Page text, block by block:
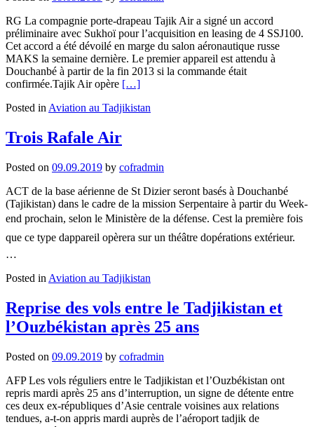
70
ans
RG La compagnie porte-drapeau Tajik Air a signé un accord
préliminaire avec Sukhoï pour l’acquisition en leasing de 4 SSJ100.
Cet accord a été dévoilé en marge du salon aéronautique russe
MAKS la semaine dernière. Le premier appareil est attendu à
Douchanbé à partir de la fin 2013 si la commande était
confirmée.Tajik Air opère Read
about
Air
également
par
le
Superjet
[…]
Posted inAviation au Tadjikistan
Trois Rafale Air
Posted on 09.09.2019 by cofradmin
ACT de la base aérienne de St Dizier seront basés à Douchanbé
(Tajikistan) dans le cadre de la mission Serpentaire à partir du Week-
end prochain, selon le Ministère de la défense. Cest la première fois
que ce type dappareil opèrera sur un théâtre dopérations extérieur.
…
Posted in Aviation au Tadjikistan
Reprise des vols entre le Tadjikistan et
l’Ouzbékistan après 25 ans
Posted on 09.09.2019 by cofradmin
AFP Les vols réguliers entre le Tadjikistan et l’Ouzbékistan ont
repris mardi après 25 ans d’interruption, un signe de détente entre
ces deux ex-républiques d’Asie centrale voisines aux relations
tendues, a-t-on appris mardi auprès de l’aéroport tadjik de